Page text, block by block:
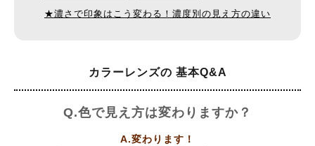
★濃さで印象はこう変わる！濃度別の見え方の違い
カラーレンズの 基本Q&A
Q.色で見え方は変わりますか？
A.変わります！